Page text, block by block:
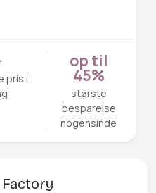
pris i
op til
45%
største
besparelse
nogensinde